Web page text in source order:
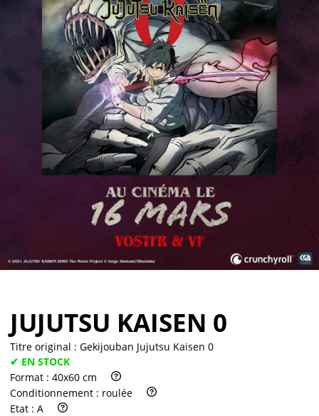
Vendre
JUJUTSU KAISEN 0
Titre original : Gekijouban Jujutsu Kaisen 0
✔ EN STOCK
Format : 40x60 cm
Conditionnement : roulée
Etat : A